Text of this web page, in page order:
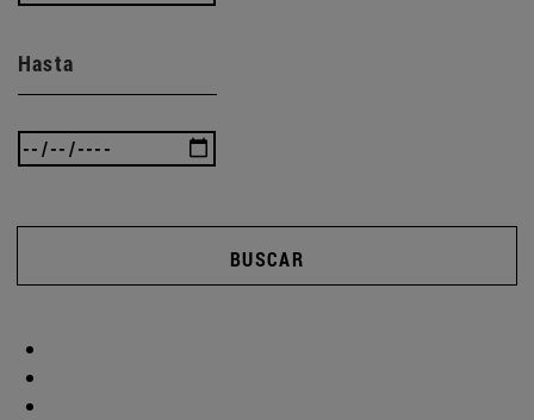
Hasta
BUSCAR